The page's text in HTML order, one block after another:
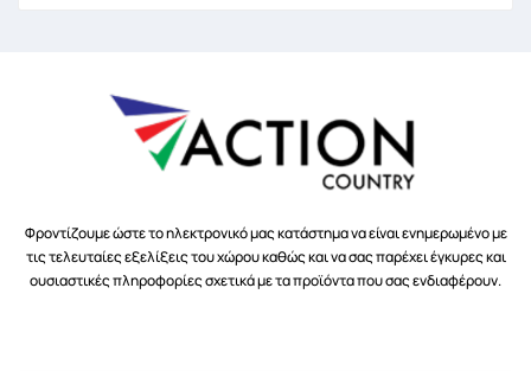
Φροντίζουμε ώστε το ηλεκτρονικό μας κατάστημα να είναι ενημερωμένο με
τις τελευταίες εξελίξεις του χώρου καθώς και να σας παρέχει έγκυρες και
ουσιαστικές πληροφορίες σχετικά με τα προϊόντα που σας ενδιαφέρουν.